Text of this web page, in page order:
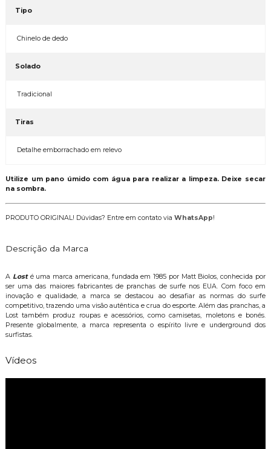
Tipo
Chinelo de dedo
Solado
Tradicional
Tiras
Detalhe emborrachado em relevo
Utilize um pano úmido com água para realizar a limpeza. Deixe secar
na sombra.
PRODUTO ORIGINAL! Dúvidas? Entre em contato via WhatsApp!
Descrição da Marca
A Losté uma marca americana, fundada em 1985 por Matt Biolos, conhecida por
ser uma das maiores fabricantes de pranchas de surfe nos EUA. Com foco em
inovação e qualidade, a marca se destacou ao desafiar as normas do surfe
competitivo, trazendo uma visão autêntica e crua do esporte. Além das pranchas, a
Lost também produz roupas e acessórios, como camisetas, moletons e bonés.
Presente globalmente, a marca representa o espírito livre e underground dos
surfistas.
Vídeos